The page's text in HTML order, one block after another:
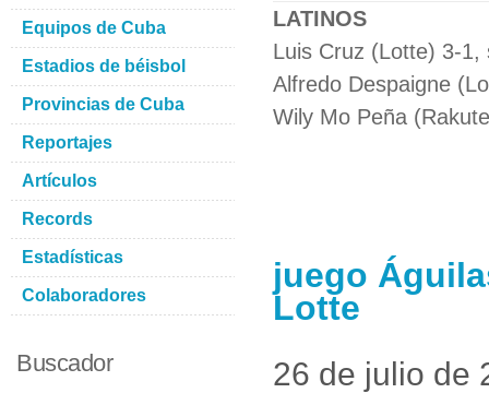
LATINOS
Luis Cruz (Lotte) 3-1,
Alfredo Despaigne
Wily Mo Peña
juego
Lotte
26 de julio de
Equipos de Cuba
Estadios de béisbol
Provincias de Cuba
Reportajes
Artículos
Records
Estadísticas
Colaboradores
Buscador